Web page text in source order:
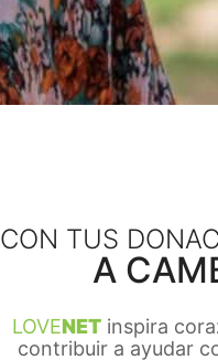
CON TUS
A
LOVENETinspira
contribuir a ayudar